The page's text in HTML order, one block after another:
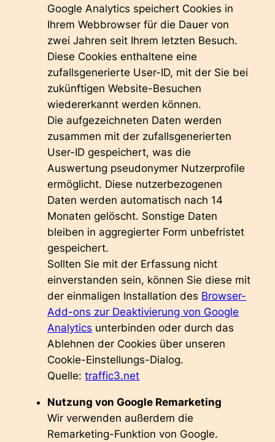
Google Analytics speichert Cookies in
Ihrem Webbrowser für die Dauer von
zwei Jahren seit Ihrem letzten Besuch.
Diese Cookies enthaltene eine
zufallsgenerierte User-ID, mit der Sie bei
zukünftigen Website-Besuchen
wiedererkannt werden können.
Die aufgezeichneten Daten werden
zusammen mit der zufallsgenerierten
User-ID gespeichert, was die
Auswertung pseudonymer Nutzerprofile
ermöglicht. Diese nutzerbezogenen
Daten werden automatisch nach 14
Monaten gelöscht. Sonstige Daten
bleiben in aggregierter Form unbefristet
gespeichert.
Sollten Sie mit der Erfassung nicht
einverstanden sein, können Sie diese mit
der einmaligen Installation des Browser-
Add-ons zur Deaktivierung von Google
Analytics unterbinden oder durch das
Ablehnen der Cookies über unseren
Cookie-Einstellungs-Dialog.
Quelle:traffic3.net
Nutzung von Google Remarketing
Wir verwenden außerdem die
Remarketing-Funktion von Google.